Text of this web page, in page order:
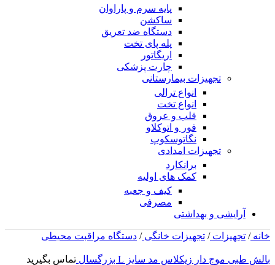
پایه سرم و پاراوان
ساکشن
دستگاه ضد تعریق
پله پای تخت
اریگاتور
چارت پزشکی
تجهیزات بیمارستانی
انواع ترالی
انواع تخت
قلب و عروق
فور و اتوکلاو
نگاتوسکوپ
تجهیزات امدادی
برانکارد
کمک های اولیه
کیف و جعبه
مصرفی
آرایشی و بهداشتی
خانه/ تجهیزات/ تجهیزات خانگی/ دستگاه مراقبت محیطی
بالش طبی موج دار زیکلاس مد سایز L بزرگسال
تماس بگیرید